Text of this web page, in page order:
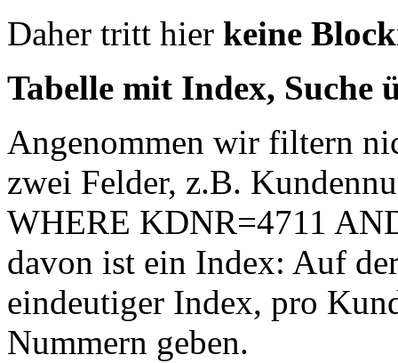
Daher tritt hier keine
Tabelle mit Index, Suche
Angenommen wir filtern
zwei Felder, z.B.
WHERE KDNR=4711
davon ist ein Index: Auf
eindeutiger Index, pro
Nummern geben.